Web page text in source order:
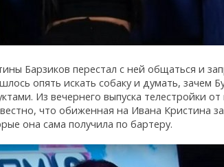
Барзиков перестал с ней общаться и
опять искать собаку и думать, зачем
Из вечернего выпуска телестройки
что обиженная на Ивана Кристина
она сама получила по бартеру.